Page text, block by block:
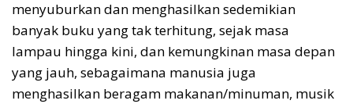
menyuburkan dan menghasilkan sedemikian
banyak buku yang tak terhitung, sejak masa
lampau hingga kini, dan kemungkinan masa depan
yang jauh, sebagaimana manusia juga
menghasilkan beragam makanan/minuman, musik